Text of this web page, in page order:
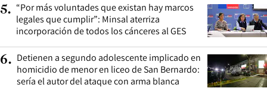
5. “Por más voluntades que existan hay marcos
legales que cumplir”: Minsal aterriza
incorporación de todos los cánceres al GES
6. Detienen a segundo adolescente implicado en
homicidio de menor en liceo de San Bernardo:
sería el autor del ataque con arma blanca